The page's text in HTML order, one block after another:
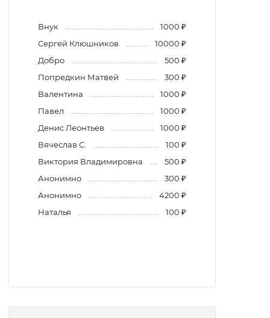
Внук
1000 ₽
Сергей Клюшников
10000 ₽
Добро
500 ₽
Попредкин Матвей
300 ₽
Валентина
1000 ₽
Павел
1000 ₽
Денис Леонтьев
1000 ₽
Вячеслав С.
100 ₽
Виктория Владимировна
500 ₽
Анонимно
300 ₽
Анонимно
4200 ₽
Наталья
100 ₽